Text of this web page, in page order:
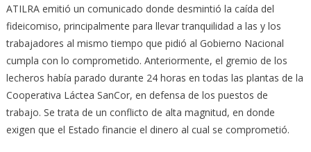
ATILRA emitió un comunicado donde desmintió la caída del
fideicomiso, principalmente para llevar tranquilidad a las y los
trabajadores al mismo tiempo que pidió al Gobierno Nacional
cumpla con lo comprometido. Anteriormente, el gremio de los
lecheros había parado durante 24 horas en todas las plantas de la
Cooperativa Láctea SanCor, en defensa de los puestos de
trabajo. Se trata de un conflicto de alta magnitud, en donde
exigen que el Estado financie el dinero al cual se comprometió.